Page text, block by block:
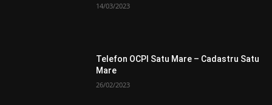
14/03/2023
Telefon OCPI Satu Mare – Cadastru Satu
Mare
26/02/2023